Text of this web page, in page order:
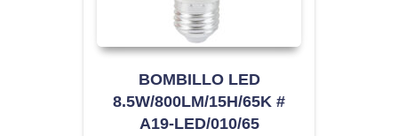
BOMBILLO LED
8.5W/800LM/15H/65K #
A19-LED/010/65